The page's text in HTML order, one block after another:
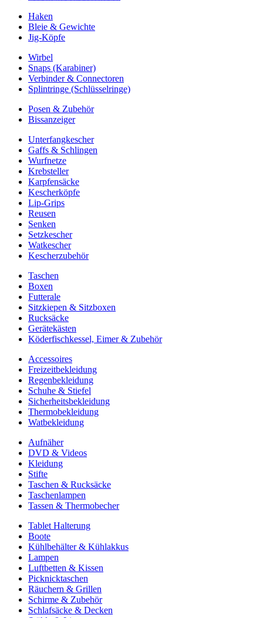
Haken
Bleie & Gewichte
Jig-Köpfe
Wirbel
Snaps (Karabiner)
Verbinder & Connectoren
Splintringe (Schlüsselringe)
Posen & Zubehör
Bissanzeiger
Unterfangkescher
Gaffs & Schlingen
Wurfnetze
Krebsteller
Karpfensäcke
Kescherköpfe
Lip-Grips
Reusen
Senken
Setzkescher
Watkescher
Kescherzubehör
Taschen
Boxen
Futterale
Sitzkiepen & Sitzboxen
Rucksäcke
Gerätekästen
Köderfischkessel, Eimer & Zubehör
Accessoires
Freizeitbekleidung
Regenbekleidung
Schuhe & Stiefel
Sicherheitsbekleidung
Thermobekleidung
Watbekleidung
Aufnäher
DVD & Videos
Kleidung
Stifte
Taschen & Rucksäcke
Taschenlampen
Tassen & Thermobecher
Tablet Halterung
Boote
Kühlbehälter & Kühlakkus
Lampen
Luftbetten & Kissen
Picknicktaschen
Räuchern & Grillen
Schirme & Zubehör
Schlafsäcke & Decken